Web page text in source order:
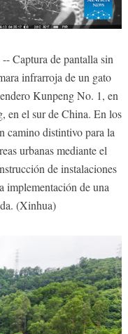
Captura de pantalla sin
infrarroja de un gato
Kunpeng No. 1, en
en el sur de China. En los
camino distintivo para la
urbanas mediante el
de instalaciones
implementación de una
(Xinhua)